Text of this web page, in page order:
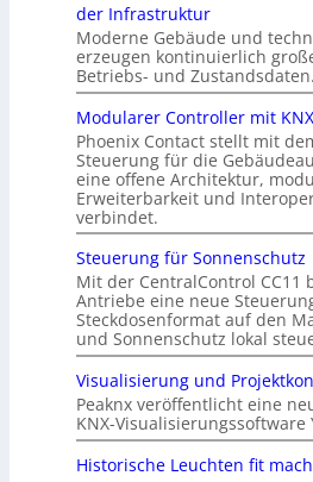
der Infrastruktur
Moderne Gebäude und
erzeugen kontinuierlich
Betriebs- und Zustandsdaten.
Modularer Controller mit
Phoenix Contact stellt mit
Steuerung für die
eine offene Architektur,
Erweiterbarkeit und
verbindet.
Steuerung für Sonnenschutz
Mit der CentralControl CC11
Antriebe eine neue
Steckdosenformat auf den
und Sonnenschutz lokal
Visualisierung und
Peaknx veröffentlicht eine
KNX-Visualisierungssoftware
Historische Leuchten fit